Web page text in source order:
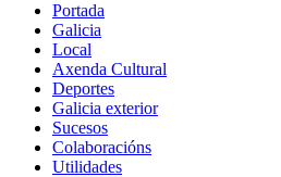
Portada
Galicia
Local
Axenda Cultural
Deportes
Galicia exterior
Sucesos
Colaboracións
Utilidades